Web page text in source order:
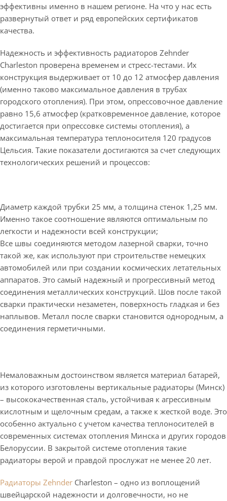
эффективны именно в нашем регионе. На что у нас есть
развернутый ответ и ряд европейских сертификатов
качества.
Надежность и эффективность радиаторов Zehnder
Charleston проверена временем и стресс-тестами. Их
конструкция выдерживает от 10 до 12 атмосфер давления
(именно таково максимальное давления в трубах
городского отопления). При этом, опрессовочное давление
равно 15,6 атмосфер (кратковременное давление, которое
достигается при опрессовке системы отопления), а
максимальная температура теплоносителя 120 градусов
Цельсия. Такие показатели достигаются за счет следующих
технологических решений и процессов:
Диаметр каждой трубки 25 мм, а толщина стенок 1,25 мм.
Именно такое соотношение являются оптимальным по
легкости и надежности всей конструкции;
Все швы соединяются методом лазерной сварки, точно
такой же, как используют при строительстве немецких
автомобилей или при создании космических летательных
аппаратов. Это самый надежный и прогрессивный метод
соединения металлических конструкций. Шов после такой
сварки практически незаметен, поверхность гладкая и без
наплывов. Металл после сварки становится однородным, а
соединения герметичными.
Немаловажным достоинством является материал батарей,
из которого изготовлены вертикальные радиаторы (Минск)
– высококачественная сталь, устойчивая к агрессивным
кислотным и щелочным средам, а также к жесткой воде. Это
особенно актуально с учетом качества теплоносителей в
современных системах отопления Минска и других городов
Белоруссии. В закрытой системе отопления такие
радиаторы верой и правдой прослужат не менее 20 лет.
Радиаторы Zehnder Charleston – одно из воплощений
швейцарской надежности и долговечности, но не